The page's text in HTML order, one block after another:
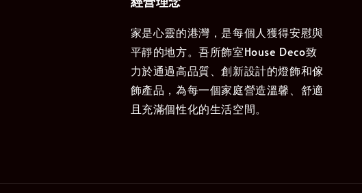
家是心靈的港灣，是每個人獲得安慰與
平靜的地方。吾所飾室House Deco致
力於通過高品質、創新設計的燈飾和傢
飾產品，為每一個家庭營造溫馨、舒適
且充滿個性化的生活空間。